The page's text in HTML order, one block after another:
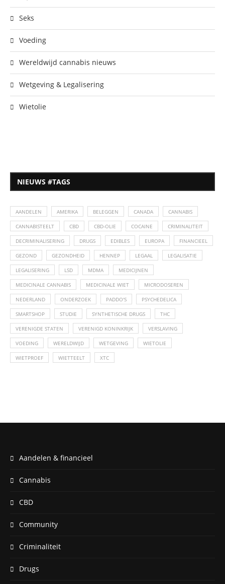
Seks
Voeding
Wereldwijd cannabis nieuws
Wetgeving & Legalisering
Wietolie
NIEUWS #TAGS
AANDELEN AMERIKA BELEGGEN CANADA CANNABIS
CANNABISTEELT CBD CBD-OLIE COCAINE CRIMINALITEIT
DECRIMINALISERING DRUGS EDIBLES EUROPA FINANCIEEL
GEZOND GEZONDHEID HENNEP LEGAAL LEGALISATIE
LEGALISERING LSD MDMA MEDICIJNEN
MEDICINALE CANNABIS MEDICINALE WIET MICRODOSEREN
NEDERLAND ONDERZOEK PADDO'S PSYCHEDELICA
SMARTSHOP STUDIE SYNTHETISCHE DRUGS THC
VERENIGDE STATEN VERENIGD KONINKRIJK VERSLAVING
VOEDING WERELDWIJD WETGEVING WIETOLIE
WIETPROEF WIETTEELT XTC
Aandelen & financieel
Cannabis
CBD
Community
Criminaliteit
Drugs